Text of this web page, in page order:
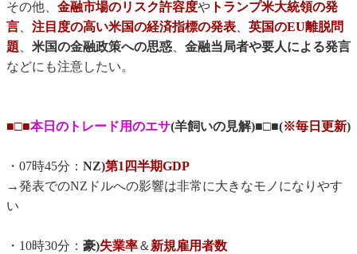
その他、 金融市場のリスク許容度や トランプ米大統領の発
言、 注目度の高い米国の経済指標の発表、 英国のEU離脱問
題、 米国の金融政策への思惑、 金融当局者や要人による発言
などにも注意したい。
■□■本日のトレード用のエサ(羊飼いの見解)■□■(※毎日更新)
・07時45分： NZ)第1四半期GDP
→発表でのNZドルへの影響は非常に大きなモノになりやす
い
・10時30分： 豪)失業率＆新規雇用者数